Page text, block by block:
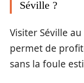
Séville ?
Visiter Séville
permet de
sans la foule